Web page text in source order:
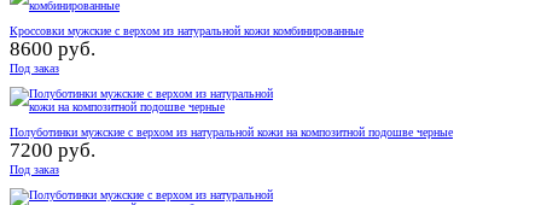
Кроссовки мужские с верхом из натуральной кожи комбинированные
8600 руб.
Под заказ
Полуботинки мужские с верхом из натуральной кожи на композитной подошве черные
7200 руб.
Под заказ